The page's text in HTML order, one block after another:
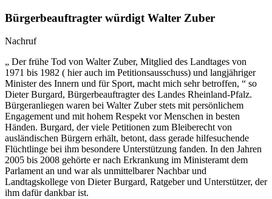
Bürgerbeauftragter würdigt Walter Zuber
Nachruf
„ Der frühe Tod von Walter Zuber, Mitglied des Landtages von
1971 bis 1982 ( hier auch im Petitionsausschuss) und langjähriger
Minister des Innern und für Sport, macht mich sehr betroffen, “ so
Dieter Burgard, Bürgerbeauftragter des Landes Rheinland-Pfalz.
Bürgeranliegen waren bei Walter Zuber stets mit persönlichem
Engagement und mit hohem Respekt vor Menschen in besten
Händen. Burgard, der viele Petitionen zum Bleiberecht von
ausländischen Bürgern erhält, betont, dass gerade hilfesuchende
Flüchtlinge bei ihm besondere Unterstützung fanden. In den Jahren
2005 bis 2008 gehörte er nach Erkrankung im Ministeramt dem
Parlament an und war als unmittelbarer Nachbar und
Landtagskollege von Dieter Burgard, Ratgeber und Unterstützer, der
ihm dafür dankbar ist.